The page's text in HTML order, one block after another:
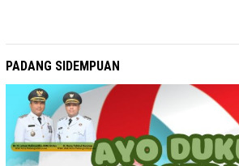
PADANG SIDEMPUAN